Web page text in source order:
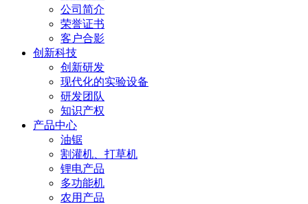
公司简介
荣誉证书
客户合影
创新科技
创新研发
现代化的实验设备
研发团队
知识产权
产品中心
油锯
割灌机、打草机
锂电产品
多功能机
农用产品